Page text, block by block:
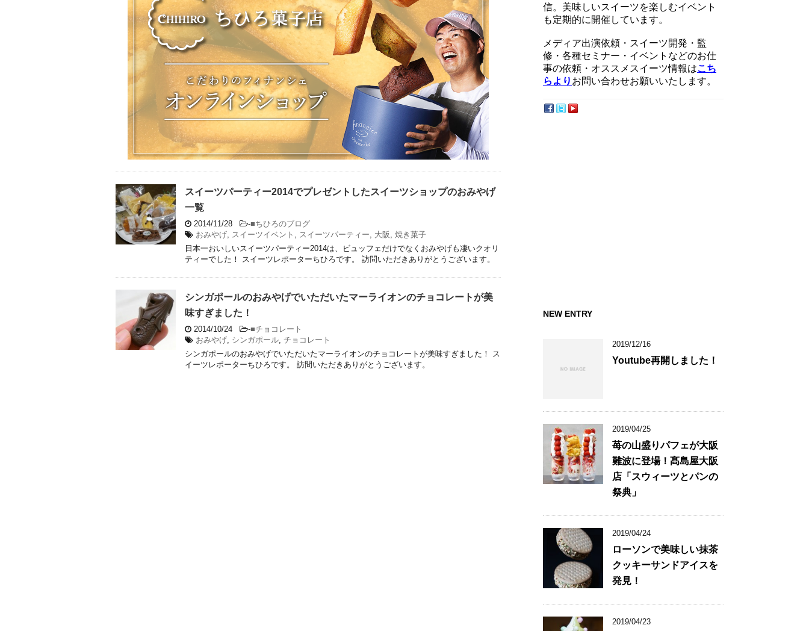
スイーツパーティー2014でプレゼントしたスイーツショップのおみやげ
一覧
2014/11/28 -■ちひろのブログ
おみやげ
スイーツイベント スイーツパーティー 大阪
焼き菓子
日本一おいしいスイーツパーティー2014は、ビュッフェだけでなくおみやげも凄いクオリ
ティーでした！ スイーツレポーターちひろです。 訪問いただきありがとうございます。
シンガポールのおみやげでいただいたマーライオンのチョコレートが美
味すぎました！
2014/10/24 -■チョコレート
おみやげ シンガポール チョコレート
シンガポールのおみやげでいただいたマーライオンのチョコレートが美味すぎました！ ス
イーツレポーターちひろです。 訪問いただきありがとうございます。
信。美味しいスイーツを楽しむイベント
も定期的に開催しています。
メディア出演依頼・スイーツ開発・監
修・各種セミナー・イベントなどのお仕
事の依頼・オススメスイーツ情報はこち
らより お問い合わせお願いいたします。
NEW ENTRY
2019/12/16
Youtube再開しました！
2019/04/25
苺の山盛りパフェが大阪
難波に登場！髙島屋大阪
店「スウィーツとパンの
祭典」
2019/04/24
ローソンで美味しい抹茶
クッキーサンドアイスを
発見！
2019/04/23